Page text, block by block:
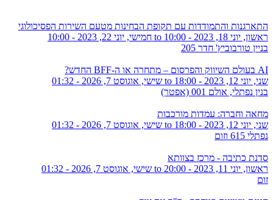
התארגנות והתמודדות עם תקופת הבחינות מטעם השירות הפסיכולוגי
ראשון, יוני 18, 2023 - 10:00
חמישי, יוני 22, 2023 - 10:00
בניין טורבוביץ' חדר 205
AI בעולם השיווק והפרסום – מתחרה או ה-BFF החדש?
שני, יוני 12, 2023 - 18:00
שישי, אוגוסט 7, 2026 - 01:32
בנין נפתלי, אולם 001 (אפטר)
מחאה וחברה: עמדות מורכבות
שני, יוני 12, 2023 - 18:00
שישי, אוגוסט 7, 2026 - 01:32
נפתלי 615 וזום
סדנת כתיבה - מרכז בצוותא
ראשון, יוני 11, 2023 - 20:00
שישי, אוגוסט 7, 2026 - 01:32
זום